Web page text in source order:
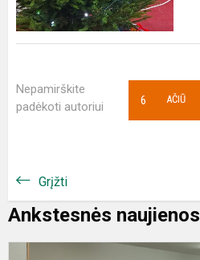
Nepamirškite
padėkoti autoriui
AČIŪ
6
Grįžti
Ankstesnės naujienos